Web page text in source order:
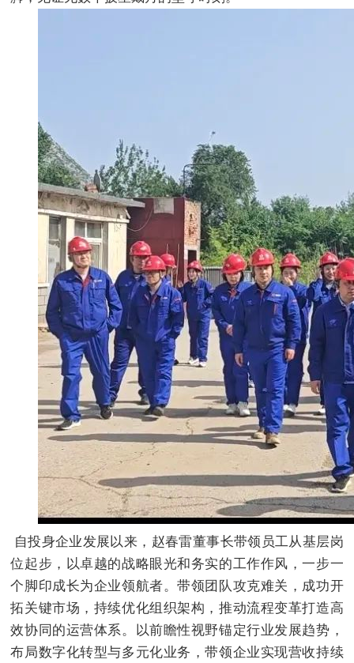
自投身企业发展以来，赵春雷董事长带领员工从基层岗
位起步，以卓越的战略眼光和务实的工作作风，一步一
个脚印成长为企业领航者。带领团队攻克难关，成功开
拓关键市场，持续优化组织架构，推动流程变革打造高
效协同的运营体系。以前瞻性视野锚定行业发展趋势，
布局数字化转型与多元化业务，带领企业实现营收持续